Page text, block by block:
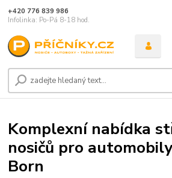
+420 776 839 986
Infolinka: Po-Pá 8-18 hod.
Komplexní nabídka
nosičů pro
Born